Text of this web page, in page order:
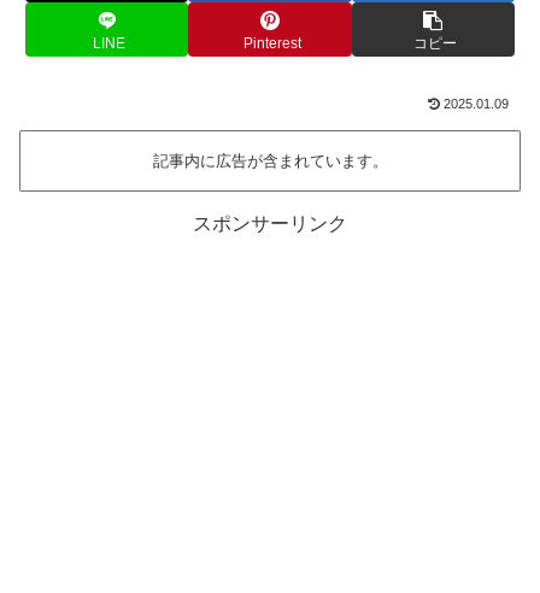
LINE Pinterest コピー
2025.01.09
記事内に広告が含まれています。
スポンサーリンク